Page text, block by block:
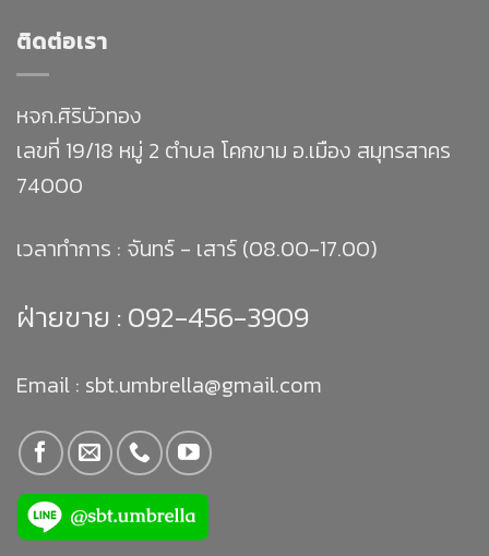
ติดต่อเรา
หจก.ศิริบัวทอง
เลขที่ 19/18 หมู่ 2 ตำบล โคกขาม อ.เมือง สมุทรสาคร
74000
เวลาทำการ : จันทร์ - เสาร์ (08.00-17.00)
ฝ่ายขาย : 092-456-3909
Email : sbt.umbrella@gmail.com